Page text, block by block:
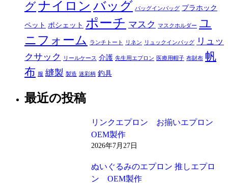
グナイロン バッグ バッグインバッグ プラホック
ペット ポシェット ポーチ マスク マスクホルダー ユ
ニフォーム
ランチトート リネン リュックインバッグ
リュッ
クサック
リールケース 介護 先生用エプロン 医療用帽子 布財布 帆
布 服 縫製 製造 迷彩柄 釣具
最近の投稿
リンクエプロン お揃いエプロン
OEM製作
2026年7月27日
ぬいぐるみのエプロン 推しエプロ
ン OEM製作